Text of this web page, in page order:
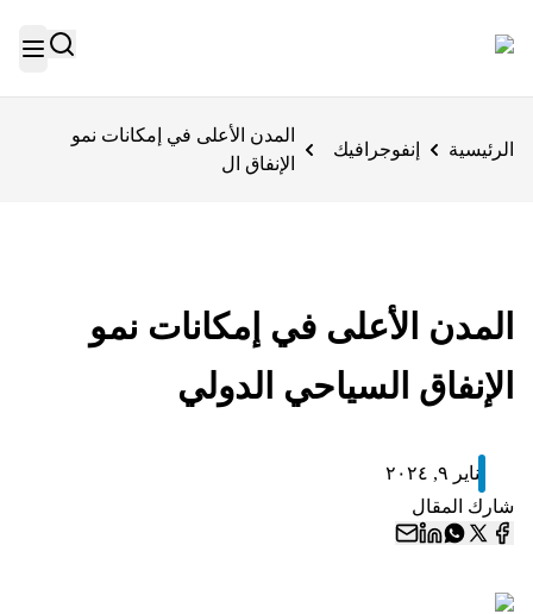
الرئيسية إنفوجرافيك
المدن الأعلى في إمكانات نمو
الإنفاق ال
المدن الأعلى في إمكانات نمو
الإنفاق السياحي الدولي
يناير ٩, ٢٠٢٤
شارك المقال